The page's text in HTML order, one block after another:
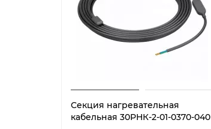
Секция нагревательная
кабельная 30РНК-2-01-0370-040